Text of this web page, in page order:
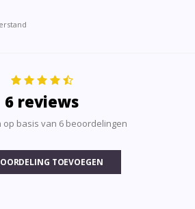
6 reviews
op basis van 6 beoordelingen
TOEVOEGEN